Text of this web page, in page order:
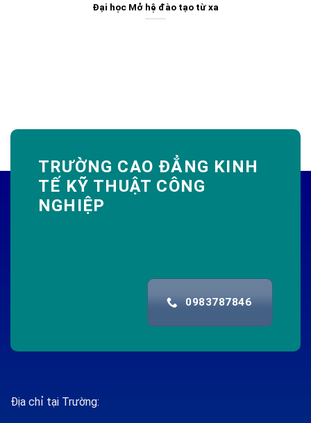
Đại học Mở hệ đào tạo từ xa
TRƯỜNG CAO ĐẲNG KINH
TẾ KỸ THUẬT CÔNG
NGHIỆP
0983787846
Địa chỉ tại Trường: